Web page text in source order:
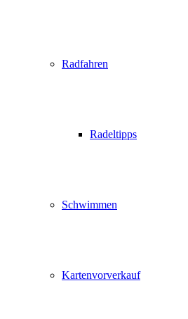
Radfahren
Radeltipps
Schwimmen
Kartenvorverkauf